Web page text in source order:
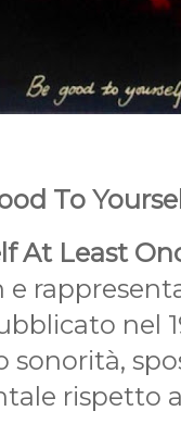
To
At Least
e
nel
sonorità,
rispetto